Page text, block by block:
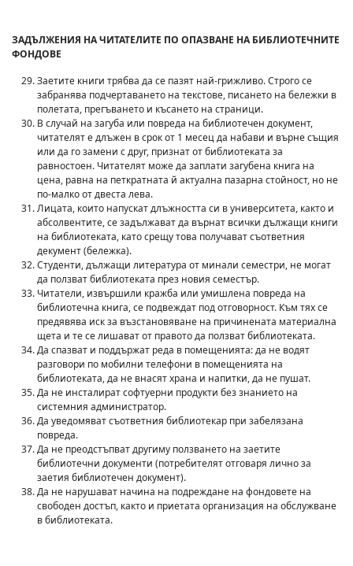
ЗАДЪЛЖЕНИЯ НА ЧИТАТЕЛИТЕ ПО ОПАЗВАНЕ НА БИБЛИОТЕЧНИТЕ
ФОНДОВЕ
Заетите книги трябва да се пазят най-грижливо. Строго се
забранява подчертаването на текстове, писането на бележки в
полетата, прегъването и късането на страници.
В случай на загуба или повреда на библиотечен документ,
читателят е длъжен в срок от 1 месец да набави и върне същия
или да го замени с друг, признат от библиотеката за
равностоен. Читателят може да заплати загубена книга на
цена, равна на петкратната й актуална пазарна стойност, но не
по-малко от двеста лева.
Лицата, които напускат длъжността си в университета, както и
абсолвентите, се задължават да върнат всички дължащи книги
на библиотеката, като срещу това получават съответния
декумент (бележка).
Студенти, дължащи литература от минали семестри, не могат
да ползват библиотеката през новия семестър.
Читатели, извършили кражба или умишлена повреда на
библиотечна книга, се подвеждат под отговорност. Към тях се
предявява иск за възстановяване на причинената материална
щета и те се лишават от правото да ползват библиотеката.
Да спазват и поддържат реда в помещенията: да не водят
разговори по мобилни телефони в помещенията на
библиотеката, да не внасят храна и напитки, да не пушат.
Да не инсталират софтуерни продукти без знанието на
системния администратор.
Да уведомяват съответния библиотекар при забелязана
повреда.
Да не преодстъпват другиму ползването на заетите
библиотечни документи (потребителят отговаря лично за
заетия библиотечен документ).
Да не нарушават начина на подреждане на фондовете на
свободен достъп, както и приетата организация на обслужване
в библиотеката.